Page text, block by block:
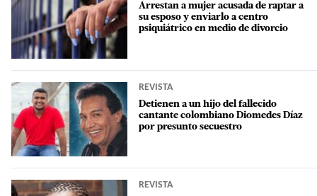
Arrestan a mujer acusada de raptar a
su esposo y enviarlo a centro
psiquiátrico en medio de divorcio
REVISTA
Detienen a un hijo del fallecido
cantante colombiano Diomedes Díaz
por presunto secuestro
REVISTA